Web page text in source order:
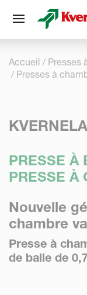
Accueil
Presses
Presses à
PRESSE À
PRESSE À
Nouvelle
chambre
Presse à
de balle de
Panneau de gestion